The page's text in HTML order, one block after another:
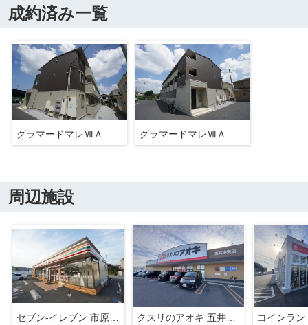
成約済み一覧
グラマードマレⅦＡ グラマードマレⅦＡ
周辺施設
セブン‐イレブン 市原若葉小学校前店
クスリのアオキ 五井中央店